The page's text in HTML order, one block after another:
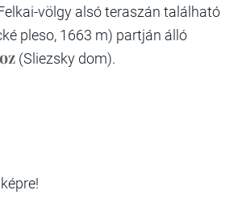
völgy alsó teraszán található
pleso, 1663 m) partján álló
(Sliezsky dom).